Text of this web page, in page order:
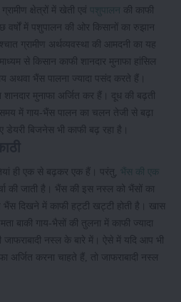
क्षेत्रों में खेती एवं
पशुपालन की काफी
वर्षों में पशुपालन की ओर किसानों का रुझान
ग्रामीण अर्थव्यवस्था की आमदनी का यह
से किसान काफी शानदार मुनाफा हांसिल
अथवा भैंस पालना ज्यादा पसंद करते हैं।
मुनाफा अर्जित कर हैं। दूध की बढ़ती
में गाय-भैंस पालन का चलन तेजी से बढ़ा
बिजनेस भी काफी बढ़ रहा है।
ही एक से बढ़कर एक हैं। परंतु,
भैंस की एक
की जाती है। भैंस की इस नस्ल को भैंसों का
भैंस दिखने में काफी हट्टी खट्टी होती है। खास
बाकी गाय-भैसों की तुलना में काफी ज्यादा
नस्ल के बारे में। ऐसे में यदि आप भी
अर्जित करना चाहते हैं, तो जाफराबादी नस्ल